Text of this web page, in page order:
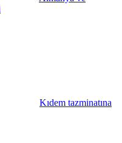
Kıdem tazminatına